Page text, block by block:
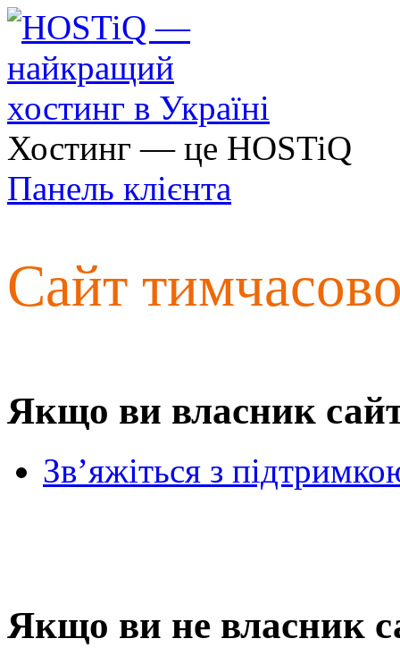
Хостинг — це HOSTiQ
Панель клієнта
Сайт
Якщо ви власник
Зв’яжіться з
Якщо ви не власник